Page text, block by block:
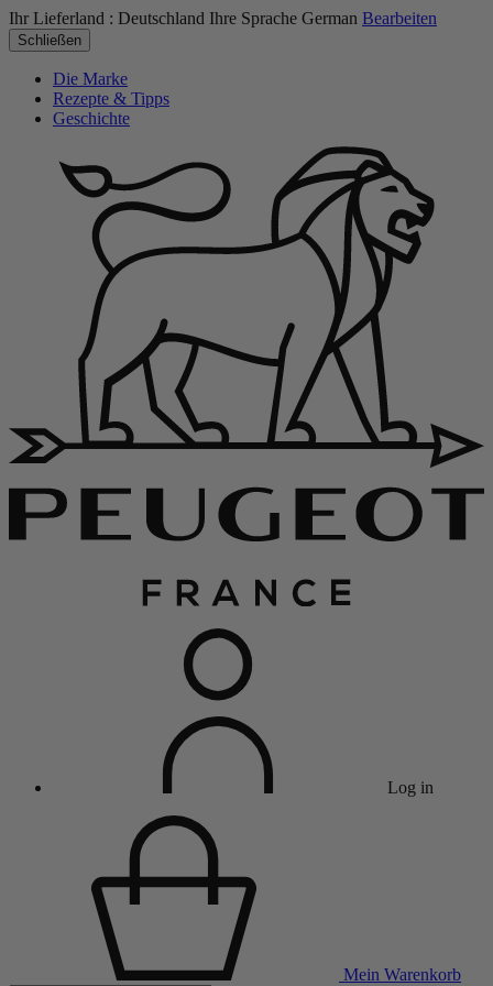
Ihr Lieferland : Deutschland Ihre Sprache German Bearbeiten
Schließen
Die Marke
Rezepte & Tipps
Geschichte
Log in
Mein Warenkorb